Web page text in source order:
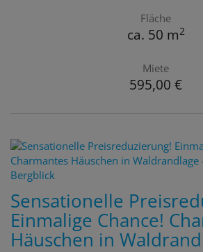
Fläche
ca. 50 m2
Miete
595,00 €
Sensationelle
Einmalige Chance!
Häuschen in